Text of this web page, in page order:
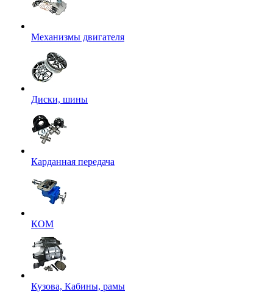
Механизмы двигателя
Диски, шины
Карданная передача
КОМ
Кузова, Кабины, рамы